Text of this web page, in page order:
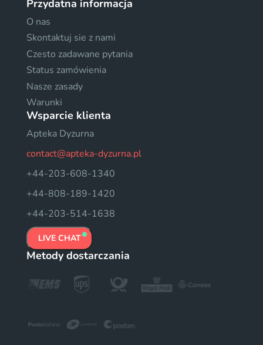
Przydatna informacja
O nas
Skontaktuj sie z nami
Czesto zadawane pytania
Status zamówienia
Nasze zasady
Warunki
Wsparcie klienta
Apteka Dyzurna
contact@apteka-dyzurna.pl
+44-203-608-1340
+44-808-189-1420
+44-203-514-1638
LIVE CHAT
Metody dostarczania